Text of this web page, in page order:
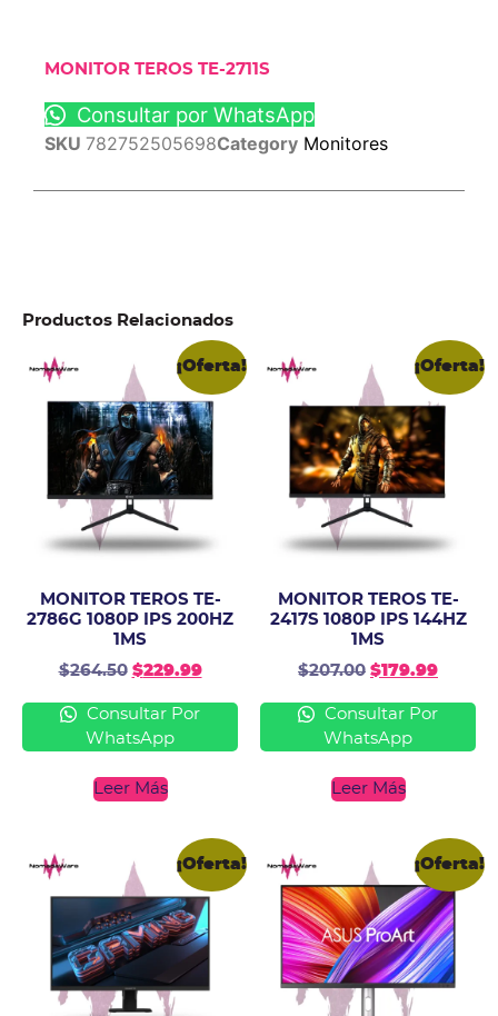
MONITOR TEROS TE-2711S
Consultar por WhatsApp
SKU 782752505698Category Monitores
Productos Relacionados
¡Oferta!
MONITOR TEROS TE-
2786G 1080P IPS 200HZ
1MS
$264.50 $229.99
Consultar Por
WhatsApp
Leer Más
¡Oferta!
MONITOR TEROS TE-
2417S 1080P IPS 144HZ
1MS
$207.00 $179.99
Consultar Por
WhatsApp
Leer Más
¡Oferta! ¡Oferta!